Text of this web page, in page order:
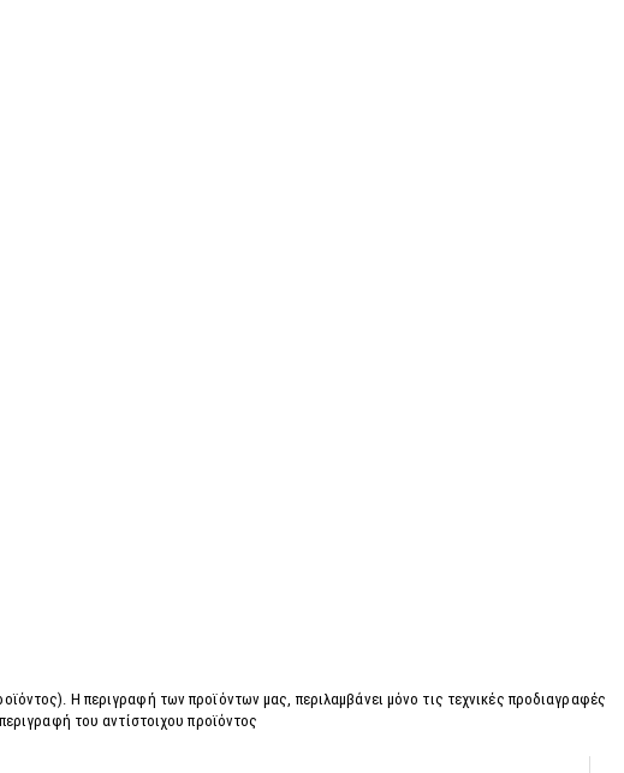
Η περιγραφή των προϊόντων μας, περιλαμβάνει μόνο τις τεχνικές προδιαγραφές
του αντίστοιχου προϊόντος